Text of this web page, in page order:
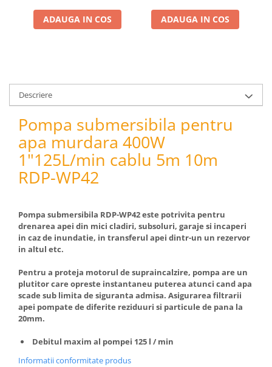
Cricuri pneumatice
Echipamente electrice
Benzi izolatoare
Role Prelungitoare
Polizoare unghiulare
Echipamente auto
Unelte de mana
Scule pneumatice
& Truse reparatii caroserie
Cabluri si incarcatoare acumulator
Echipamente de ridicat
Depozitare si organizare
Freza de zapada
Echipamente de curatenie
ADAUGA IN COS ADAUGA IN COS
Descriere
Pompa submersibila pentru
apa murdara 400W
1"125L/min cablu 5m 10m
RDP-WP42
Pompa submersibila RDP-WP42 este potrivita pentru
drenarea apei din mici cladiri, subsoluri, garaje si incaperi
in caz de inundatie, in transferul apei dintr-un un rezervor
in altul etc.
Pentru a proteja motorul de supraincalzire, pompa are un
plutitor care opreste instantaneu puterea atunci cand apa
scade sub limita de siguranta admisa. Asigurarea filtrarii
apei pompate de diferite reziduuri si particule de pana la
20mm.
Debitul maxim al pompei 125 l / min
Informatii conformitate produs